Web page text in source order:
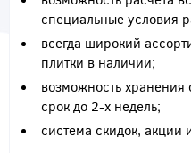
специальные условия
всегда широкий
плитки в наличии;
возможность хранения
срок до 2-х недель;
система скидок, акции